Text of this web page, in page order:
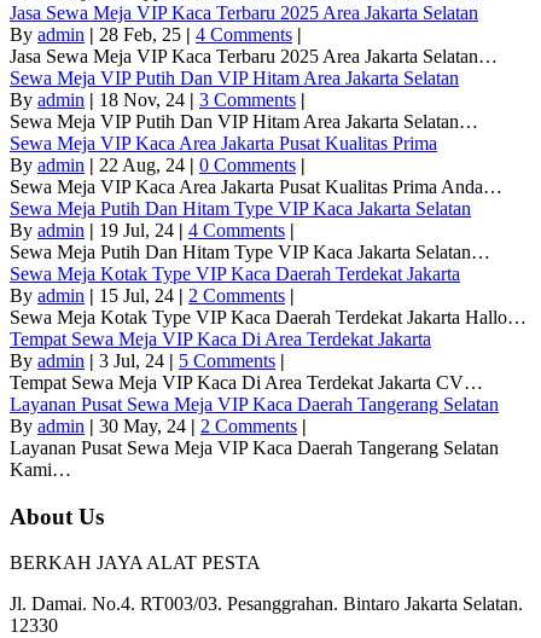
Jasa Sewa Meja VIP Kaca Terbaru 2025 Area Jakarta Selatan
By admin | 28 Feb, 25 | 4 Comments |
Jasa Sewa Meja VIP Kaca Terbaru 2025 Area Jakarta Selatan…
Sewa Meja VIP Putih Dan VIP Hitam Area Jakarta Selatan
By admin | 18 Nov, 24 | 3 Comments |
Sewa Meja VIP Putih Dan VIP Hitam Area Jakarta Selatan…
Sewa Meja VIP Kaca Area Jakarta Pusat Kualitas Prima
By admin | 22 Aug, 24 | 0 Comments |
Sewa Meja VIP Kaca Area Jakarta Pusat Kualitas Prima Anda…
Sewa Meja Putih Dan Hitam Type VIP Kaca Jakarta Selatan
By admin | 19 Jul, 24 | 4 Comments |
Sewa Meja Putih Dan Hitam Type VIP Kaca Jakarta Selatan…
Sewa Meja Kotak Type VIP Kaca Daerah Terdekat Jakarta
By admin | 15 Jul, 24 | 2 Comments |
Sewa Meja Kotak Type VIP Kaca Daerah Terdekat Jakarta Hallo…
Tempat Sewa Meja VIP Kaca Di Area Terdekat Jakarta
By admin | 3 Jul, 24 | 5 Comments |
Tempat Sewa Meja VIP Kaca Di Area Terdekat Jakarta CV…
Layanan Pusat Sewa Meja VIP Kaca Daerah Tangerang Selatan
By admin | 30 May, 24 | 2 Comments |
Layanan Pusat Sewa Meja VIP Kaca Daerah Tangerang Selatan
Kami…
About Us
BERKAH JAYA ALAT PESTA
Jl. Damai. No.4. RT003/03. Pesanggrahan. Bintaro Jakarta Selatan.
12330